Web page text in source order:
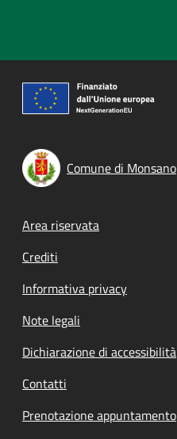
Comune di Monsano
Footer menu
Area riservata
Crediti
Informativa privacy
Note legali
Dichiarazione di accessibilità
Contatti
Prenotazione appuntamento